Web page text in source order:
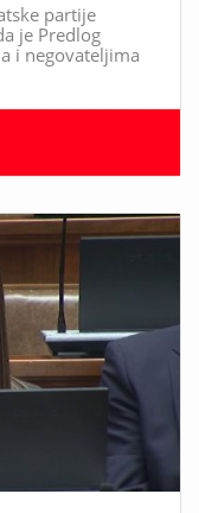
partije
je Predlog
i negovateljima